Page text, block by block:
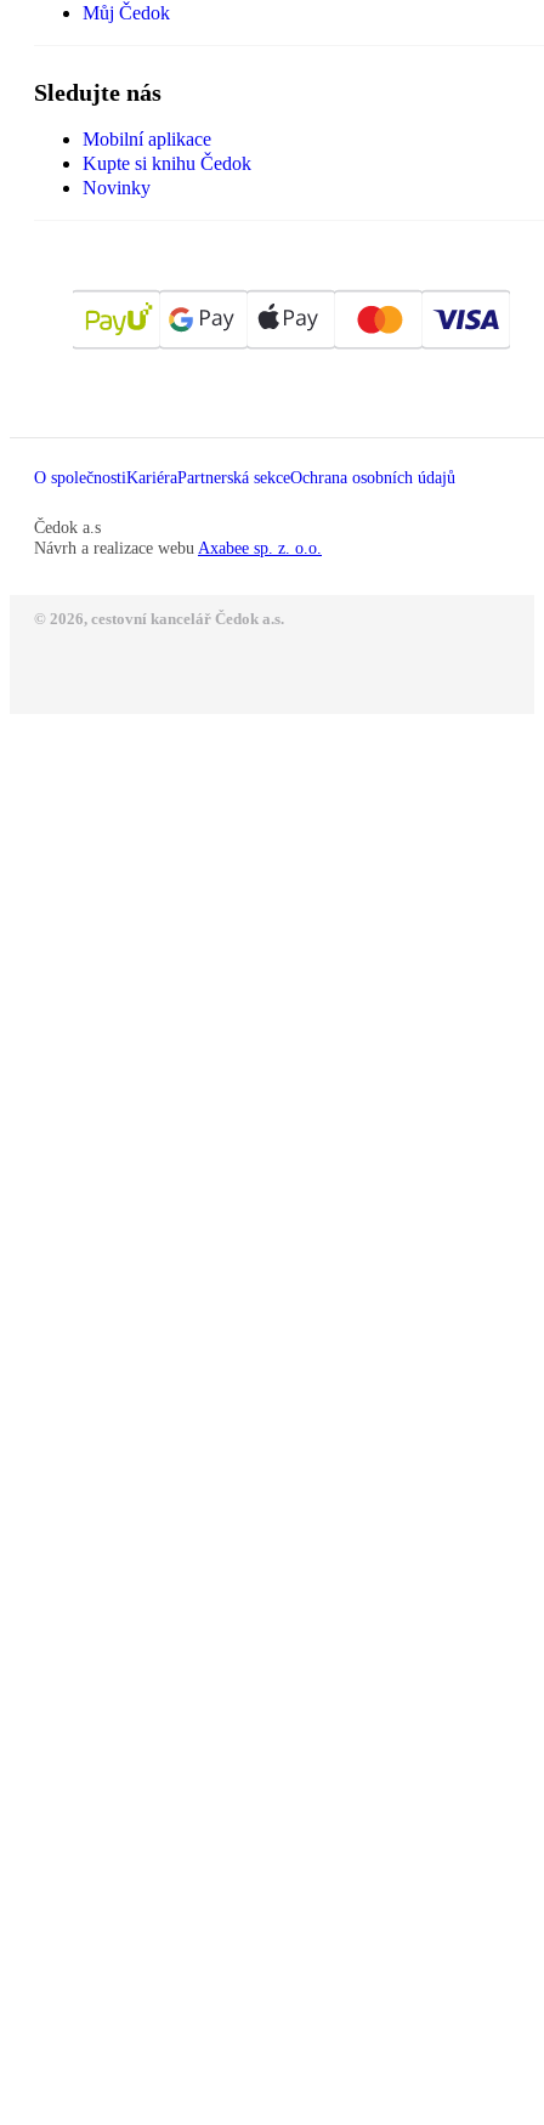
Můj Čedok
Sledujte nás
Mobilní aplikace
Kupte si knihu Čedok
Novinky
O společnostiKariéraPartnerská sekceOchrana osobních údajů
Čedok a.s
Návrh a realizace webu Axabee sp. z. o.o.
© 2026, cestovní kancelář Čedok a.s.